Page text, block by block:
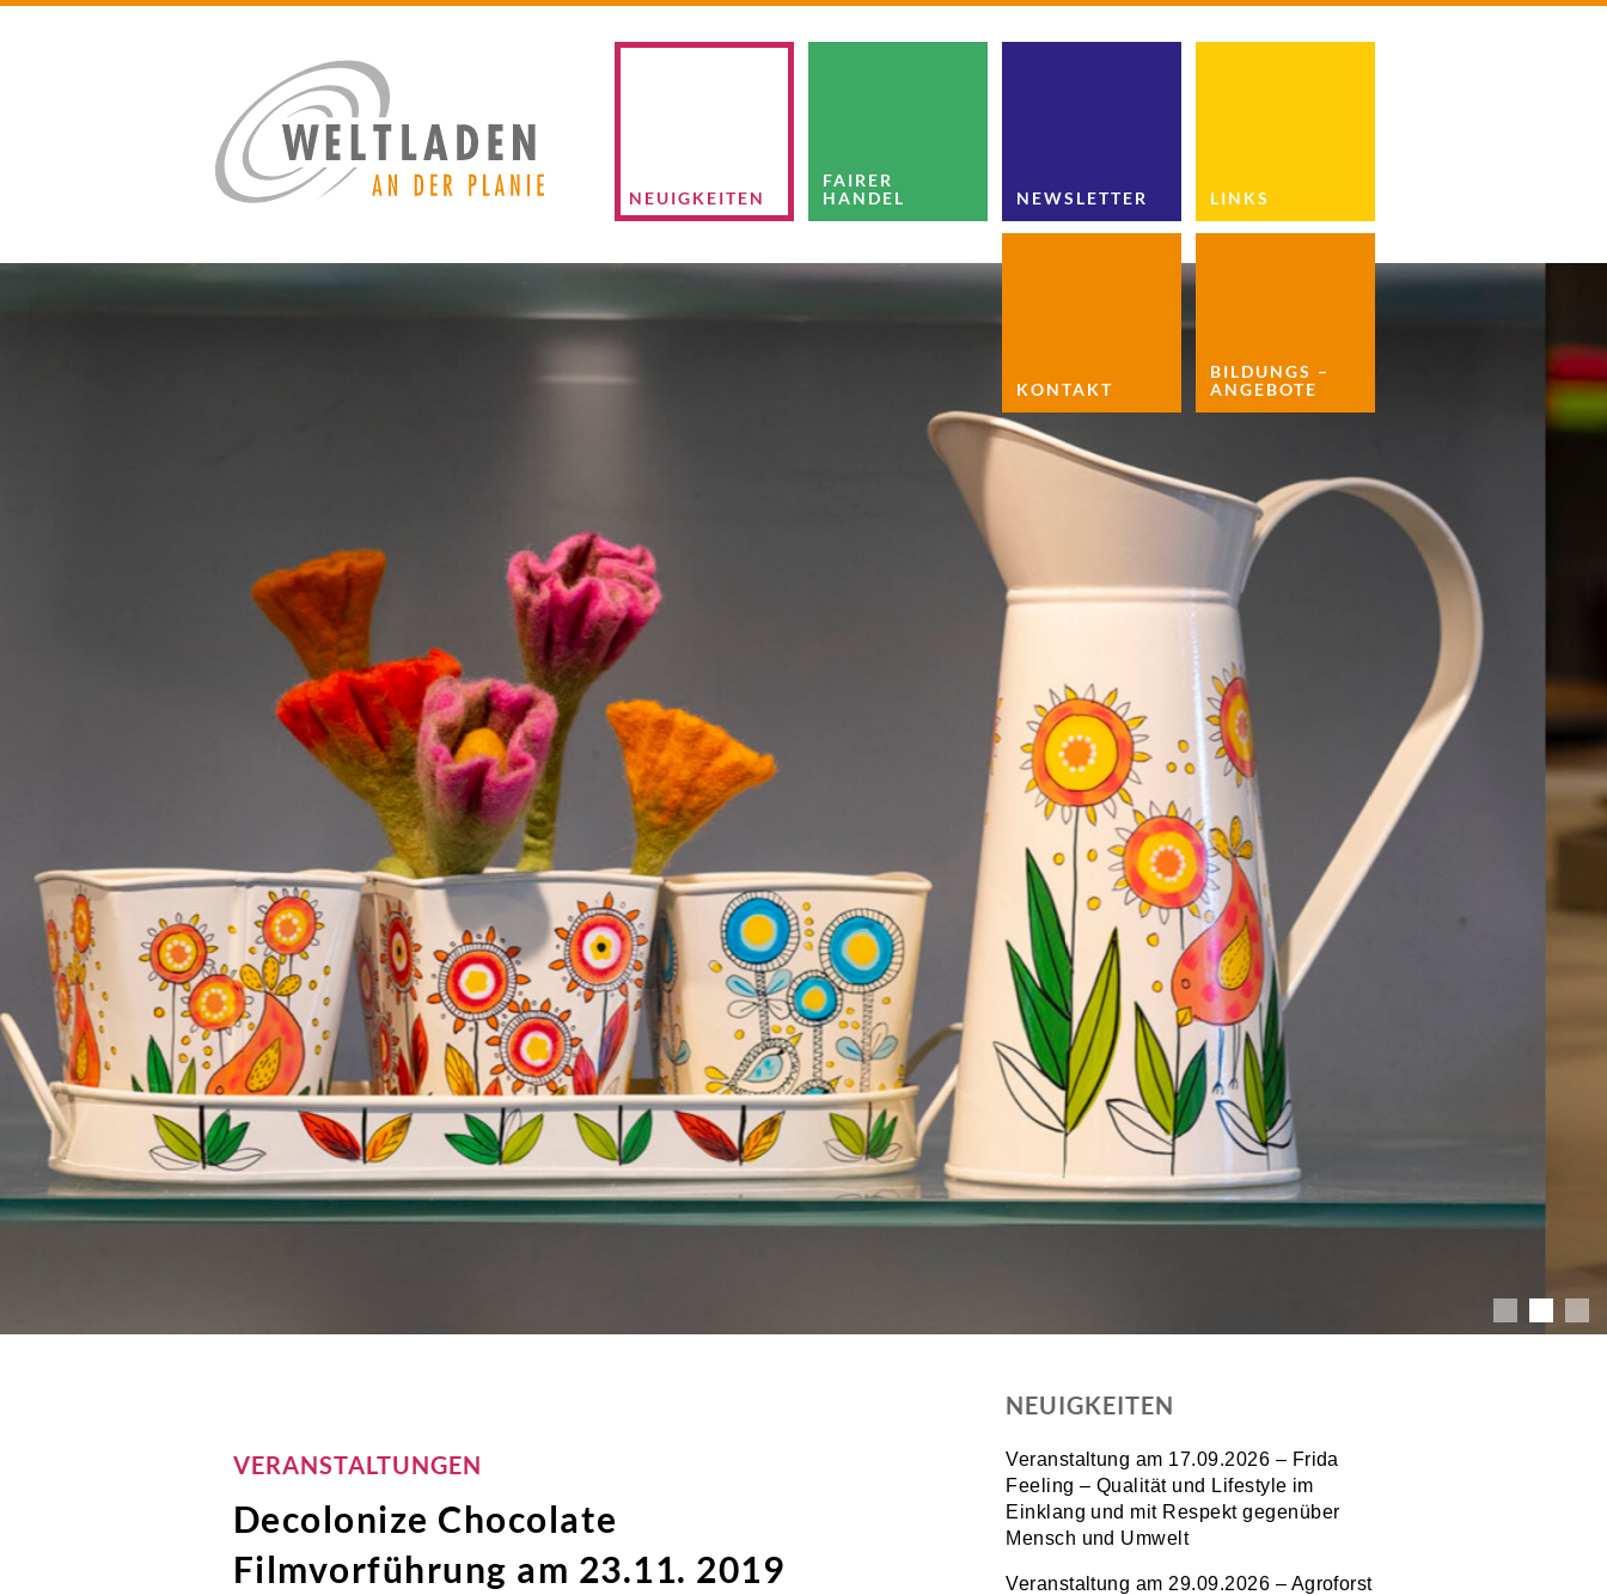
NEUIGKEITEN
FAIRER
HANDEL
NEWSLETTER LINKS
KONTAKT
BILDUNGS –
ANGEBOTE
VERANSTALTUNGEN
Decolonize Chocolate
Filmvorführung am 23.11. 2019
NEUIGKEITEN
Veranstaltung am 17.09.2026 – Frida
Feeling – Qualität und Lifestyle im
Einklang und mit Respekt gegenüber
Mensch und Umwelt
Veranstaltung am 29.09.2026 – Agroforst